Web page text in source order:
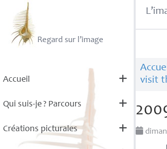
Regard sur l’image
Accueil
Qui suis-je? Parcours
Créations picturales
visit